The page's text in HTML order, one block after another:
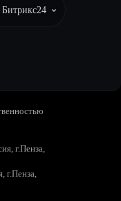
Битрикс24
г.Пенза,
г.Пенза,